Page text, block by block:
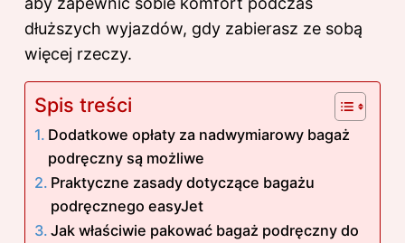
dłuższych wyjazdów, gdy zabierasz ze sobą
więcej rzeczy.
Spis treści
Dodatkowe opłaty za nadwymiarowy bagaż
podręczny są możliwe
Praktyczne zasady dotyczące bagażu
podręcznego easyJet
Jak właściwie pakować bagaż podręczny do